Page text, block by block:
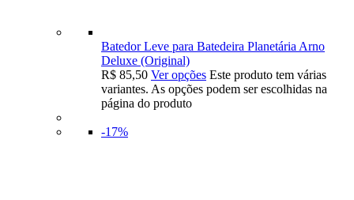
Batedor Leve para Batedeira Planetária Arno
Deluxe (Original)
R$ 85,50 Ver opções Este produto tem várias
variantes. As opções podem ser escolhidas na
página do produto
-17%